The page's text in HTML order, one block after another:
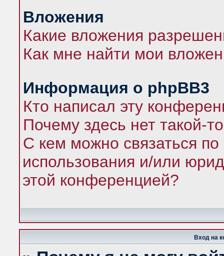
Вложения
Какие вложения
Как мне найти мои
Информация о phpBB3
Кто написал эту
Почему здесь нет такой-
С кем можно связаться по
использования и/или
этой конференцией?
Вход на